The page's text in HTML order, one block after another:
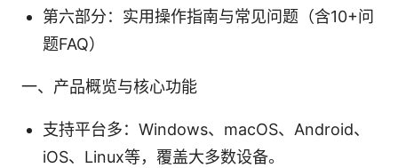
第六部分：实用操作指南与常见问题（含10+问
题FAQ）
一、产品概览与核心功能
支持平台多：Windows、macOS、Android、
iOS、Linux等，覆盖大多数设备。